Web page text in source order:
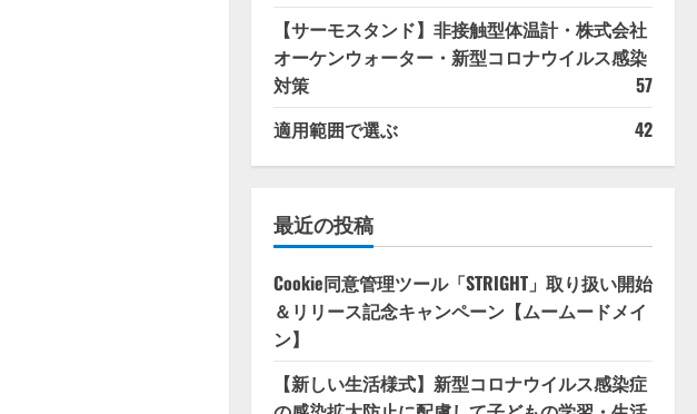
【サーモスタンド】非接触型体温計・株式会社
オーケンウォーター・新型コロナウイルス感染
対策
57
適用範囲で選ぶ
42
最近の投稿
Cookie同意管理ツール「STRIGHT」取り扱い開始
＆リリース記念キャンペーン【ムームードメイ
ン】
【新しい生活様式】新型コロナウイルス感染症